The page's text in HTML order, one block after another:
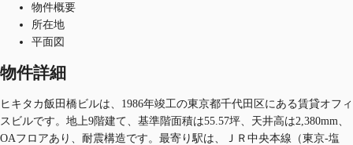
物件概要
所在地
平面図
物件詳細
ヒキタカ飯田橋ビルは、1986年竣工の東京都千代田区にある賃貸オフィ
スビルです。地上9階建て、基準階面積は55.57坪、天井高は2,380mm、
OAフロアあり、耐震構造です。最寄り駅は、ＪＲ中央本線（東京-塩